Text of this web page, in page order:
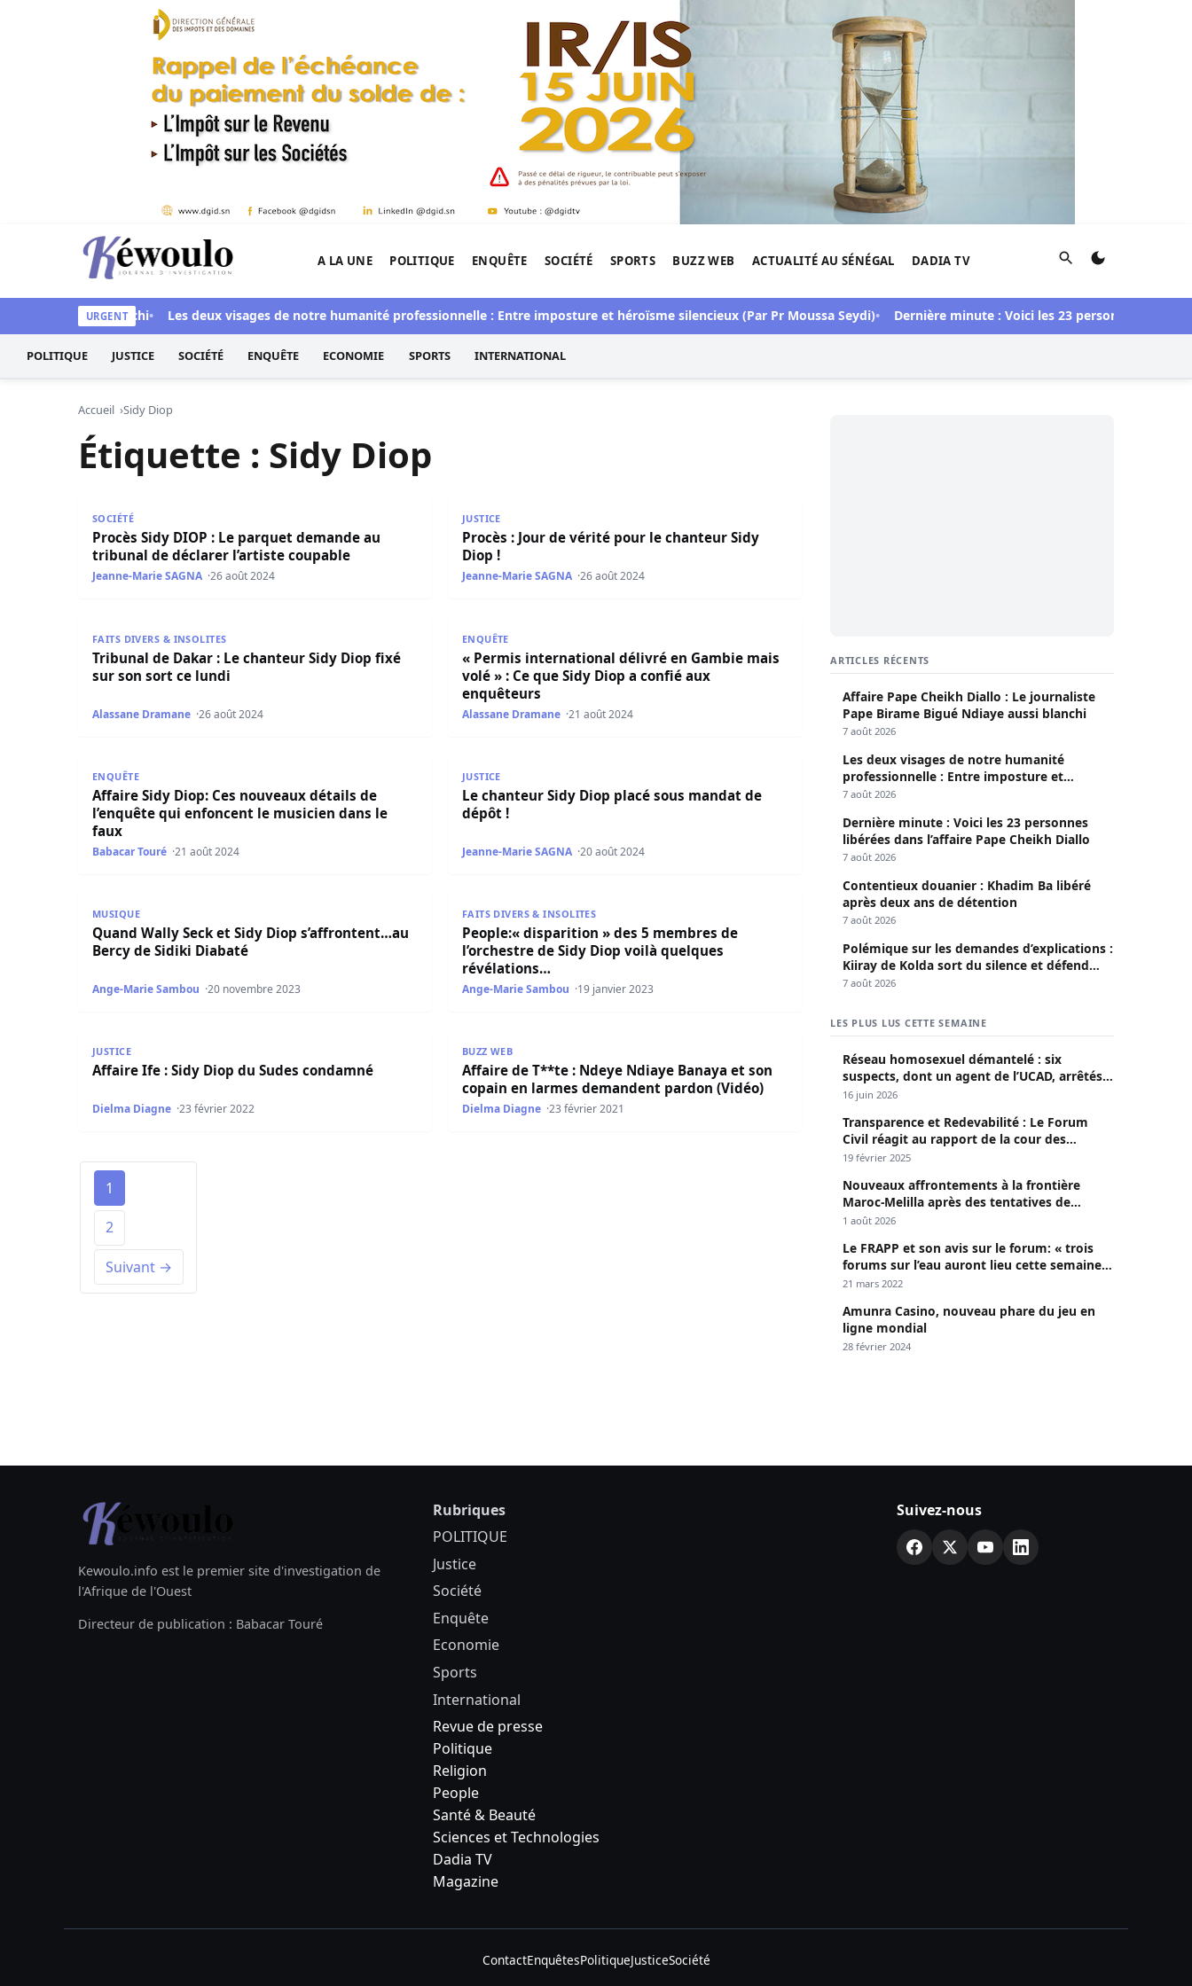
Aller au contenu
Kéwoulo, le premier site d'information et d'investigation de l'Afrique.
A LA UNE POLITIQUE ENQUÊTE SOCIÉTÉ SPORTS BUZZ WEB ACTUALITÉ AU SÉNÉGAL DADIA TV Rechercher
URGENT
aussi blanchi Les deux visages de notre humanité professionnelle : Entre imposture et héroïsme silencieux (Par Pr Moussa Seydi) Dernière minute : Voici les 23 personnes libérées
POLITIQUE JUSTICE SOCIÉTÉ ENQUÊTE ECONOMIE SPORTS INTERNATIONAL
Accueil Sidy Diop
Étiquette : Sidy Diop
SOCIÉTÉ
Procès Sidy DIOP : Le parquet demande au
tribunal de déclarer l’artiste coupable
Jeanne-Marie SAGNA 26 août 2024
JUSTICE
Procès : Jour de vérité pour le chanteur Sidy
Diop !
Jeanne-Marie SAGNA 26 août 2024
FAITS DIVERS & INSOLITES
Tribunal de Dakar : Le chanteur Sidy Diop fixé
sur son sort ce lundi
Alassane Dramane 26 août 2024
ENQUÊTE
« Permis international délivré en Gambie mais
volé » : Ce que Sidy Diop a confié aux
enquêteurs
Alassane Dramane 21 août 2024
ENQUÊTE
Affaire Sidy Diop: Ces nouveaux détails de
l’enquête qui enfoncent le musicien dans le
faux
Babacar Touré 21 août 2024
JUSTICE
Le chanteur Sidy Diop placé sous mandat de
dépôt !
Jeanne-Marie SAGNA 20 août 2024
MUSIQUE
Quand Wally Seck et Sidy Diop s’affrontent…au
Bercy de Sidiki Diabaté
Ange-Marie Sambou 20 novembre 2023
People:« disparition » des 5 membres de l’orchestre de Sidy Diop voilà quelques révélations…
FAITS DIVERS & INSOLITES
People:« disparition » des 5 membres de
l’orchestre de Sidy Diop voilà quelques
révélations…
Ange-Marie Sambou 19 janvier 2023
JUSTICE
Affaire Ife : Sidy Diop du Sudes condamné
Dielma Diagne 23 février 2022
Affaire de T**te : Ndeye Ndiaye Banaya et son copain en larmes demandent pardon (Vidéo)
BUZZ WEB
Affaire de T**te : Ndeye Ndiaye Banaya et son
copain en larmes demandent pardon (Vidéo)
Dielma Diagne 23 février 2021
1
2
Suivant →
ARTICLES RÉCENTS
Affaire Pape Cheikh Diallo : Le journaliste
Pape Birame Bigué Ndiaye aussi blanchi
7 août 2026
Les deux visages de notre humanité
professionnelle : Entre imposture et
héroïsme silencieux (Par Pr Moussa Seydi)
7 août 2026
Dernière minute : Voici les 23 personnes
libérées dans l’affaire Pape Cheikh Diallo
7 août 2026
Contentieux douanier : Khadim Ba libéré
après deux ans de détention
7 août 2026
Polémique sur les demandes d’explications :
Kiiray de Kolda sort du silence et défend
Mamadou Lamine Dianté
7 août 2026
LES PLUS LUS CETTE SEMAINE
Réseau homosexuel démantelé : six
suspects, dont un agent de l’UCAD, arrêtés à
Keur Massar ; l’un avoue avoir propagé le
16 juin 2026
Transparence et Redevabilité : Le Forum
Civil réagit au rapport de la cour des
comptes
19 février 2025
Nouveaux affrontements à la frontière
Maroc-Melilla après des tentatives de
passage
1 août 2026
Le FRAPP et son avis sur le forum: « trois
forums sur l’eau auront lieu cette semaine à
Dakar »
21 mars 2022
Amunra Casino, nouveau phare du jeu en
ligne mondial
28 février 2024
Kewoulo.info est le premier site d'investigation de
l'Afrique de l'Ouest
Directeur de publication : Babacar Touré
Rubriques
POLITIQUE
Justice
Société
Enquête
Economie
Sports
International
Revue de presse
Politique
Religion
People
Santé & Beauté
Sciences et Technologies
Dadia TV
Magazine
Suivez-nous
ContactEnquêtesPolitiqueJusticeSociété